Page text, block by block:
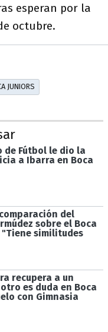
esperan por la
octubre.
JUNIORS
de Fútbol le dio la
a Ibarra en Boca
del
sobre el Boca
similitudes
recupera a un
es duda en Boca
con Gimnasia